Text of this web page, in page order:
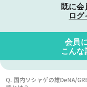
既に
ロ
会員
こん
Q. 国内ソシャゲの雄DeNA/